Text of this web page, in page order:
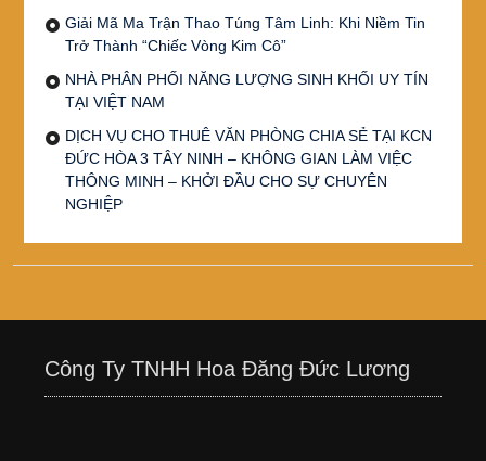
Giải Mã Ma Trận Thao Túng Tâm Linh: Khi Niềm Tin
Trở Thành “Chiếc Vòng Kim Cô”
NHÀ PHÂN PHỐI NĂNG LƯỢNG SINH KHỐI UY TÍN
TẠI VIỆT NAM
DỊCH VỤ CHO THUÊ VĂN PHÒNG CHIA SẺ TẠI KCN
ĐỨC HÒA 3 TÂY NINH – KHÔNG GIAN LÀM VIỆC
THÔNG MINH – KHỞI ĐẦU CHO SỰ CHUYÊN
NGHIỆP
Công Ty TNHH Hoa Đăng Đức Lương